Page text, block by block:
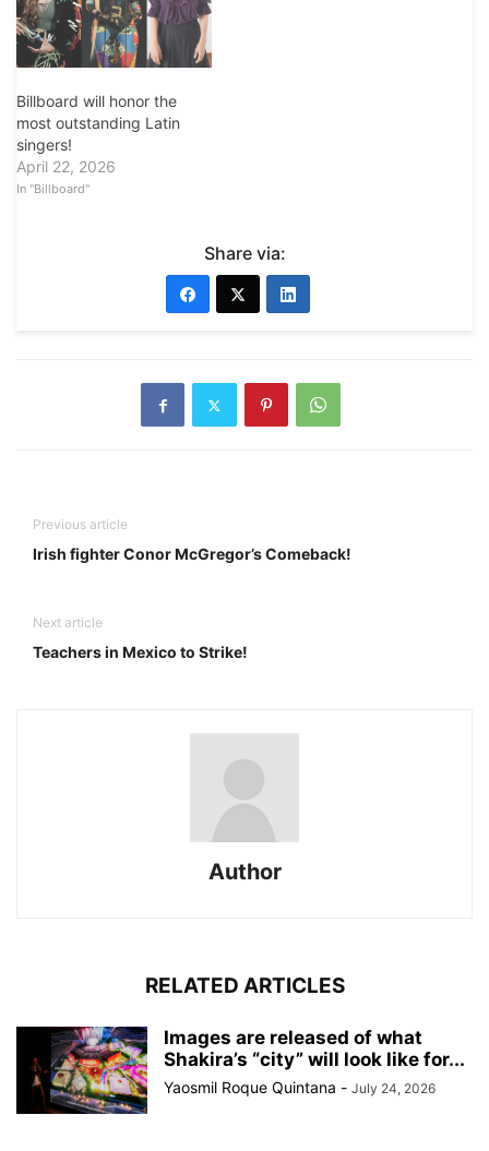
Billboard will honor the
most outstanding Latin
singers!
April 22, 2026
In "Billboard"
Share via:
Previous article
Irish fighter Conor McGregor’s Comeback!
Next article
Teachers in Mexico to Strike!
Author
RELATED ARTICLES
Images are released of what
Shakira’s “city” will look like for...
Yaosmil Roque Quintana - July 24, 2026